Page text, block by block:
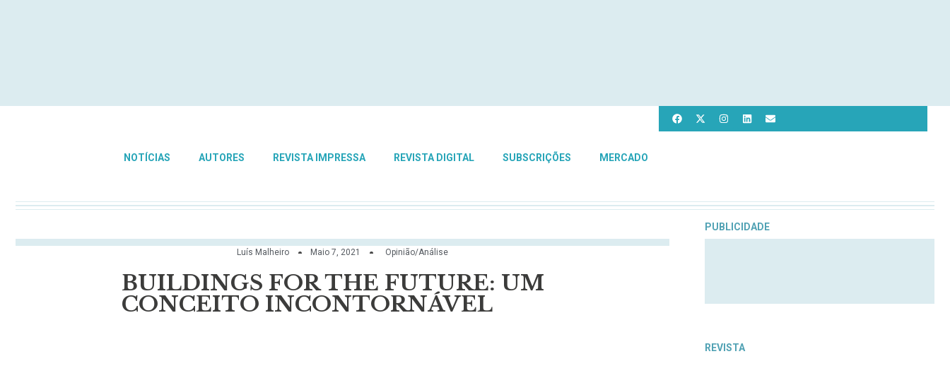
NOTÍCIAS AUTORES REVISTA IMPRESSA REVISTA DIGITAL SUBSCRIÇÕES MERCADO
Luís Malheiro Maio 7, 2021 Opinião/Análise
BUILDINGS FOR THE FUTURE: UM
CONCEITO INCONTORNÁVEL
PUBLICIDADE
REVISTA